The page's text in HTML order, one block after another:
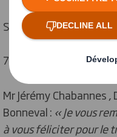
Support : Kraft
7 C . Trame 100 lpi
Mr Jérémy Chabannes
Bonneval : « Je vous
à vous féliciter pour le